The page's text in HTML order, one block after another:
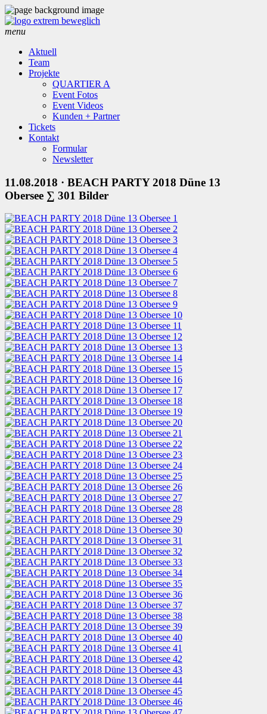
menu
Aktuell
Team
Projekte
QUARTIER A
Event Fotos
Event Videos
Kunden + Partner
Tickets
Kontakt
Formular
Newsletter
11.08.2018 · BEACH PARTY 2018 Düne 13
Obersee ∑ 301 Bilder